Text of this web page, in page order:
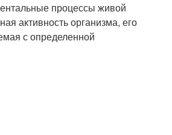
процессы живой
активность организма, его
с определенной